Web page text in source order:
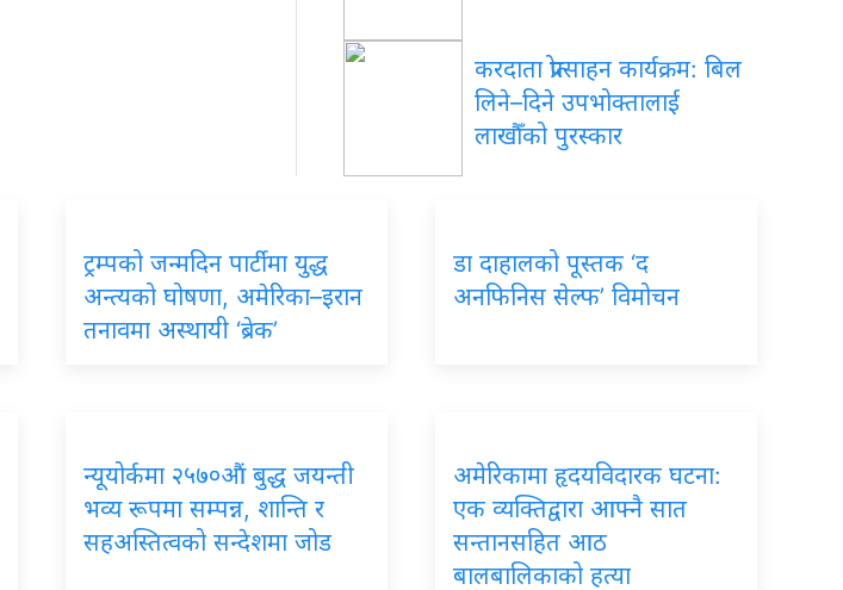
करदाता प्रोत्साहन कार्यक्रम: बिल
लिने–दिने उपभोक्तालाई
लाखौँको पुरस्कार
ट्रम्पको जन्मदिन पार्टीमा युद्ध
अन्त्यको घोषणा, अमेरिका–इरान
तनावमा अस्थायी ‘ब्रेक’
डा दाहालको पूस्तक ‘द
अनफिनिस सेल्फ’ विमोचन
न्यूयोर्कमा २५७०औं बुद्ध जयन्ती
भव्य रूपमा सम्पन्न, शान्ति र
सहअस्तित्वको सन्देशमा जोड
अमेरिकामा हृदयविदारक घटना:
एक व्यक्तिद्वारा आफ्नै सात
सन्तानसहित आठ
बालबालिकाको हत्या